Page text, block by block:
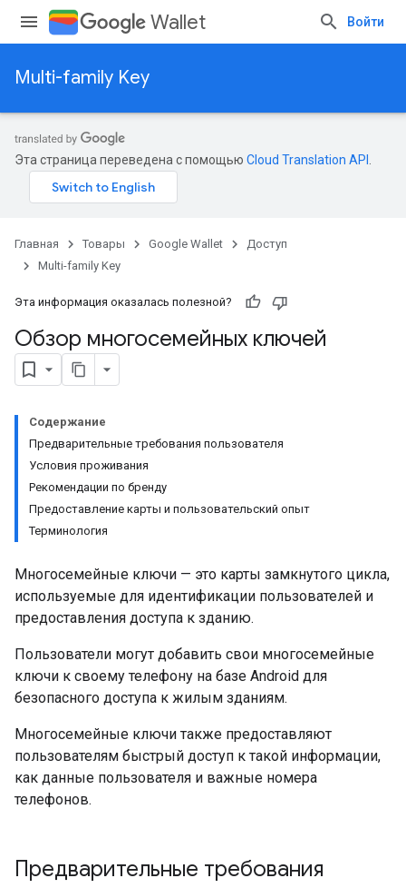
Wallet Войти
Multi-family Key
Эта страница переведена с помощью Cloud Translation API
Главная Товары Google Wallet
Доступ
Multi-family Key
Эта информация оказалась полезной?
Обзор многосемейных ключей
Содержание
Предварительные требования пользователя
Условия проживания
Рекомендации по бренду
Предоставление карты и пользовательский опыт
Терминология
Многосемейные ключи — это карты замкнутого цикла,
используемые для идентификации пользователей и
предоставления доступа к зданию.
Пользователи могут добавить свои многосемейные
ключи к своему телефону на базе Android для
безопасного доступа к жилым зданиям.
Многосемейные ключи также предоставляют
пользователям быстрый доступ к такой информации,
как данные пользователя и важные номера
телефонов.
Предварительные требования